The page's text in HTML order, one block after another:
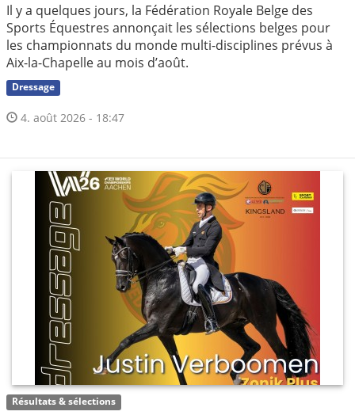
Il y a quelques jours, la Fédération Royale Belge des
Sports Équestres annonçait les sélections belges pour
les championnats du monde multi-disciplines prévus à
Aix-la-Chapelle au mois d’août.
Dressage
4. août 2026 - 18:47
Résultats & sélections